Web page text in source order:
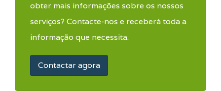
obter mais informações sobre os nossos
serviços? Contacte-nos e receberá toda a
informação que necessita.
Contactar agora